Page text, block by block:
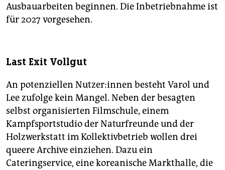
Ausbauarbeiten beginnen. Die Inbetriebnahme ist
für 2027 vorgesehen.
Last Exit Vollgut
An potenziellen Nut­ze­r:in­nen besteht Varol und
Lee zufolge kein Mangel. Neben der besagten
selbst organisierten Filmschule, einem
Kampfsportstudio der Naturfreunde und der
Holzwerkstatt im Kollektivbetrieb wollen drei
queere Archive einziehen. Dazu ein
Cateringservice, eine koreanische Markthalle, die